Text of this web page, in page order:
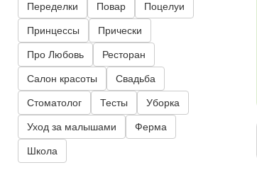
Переделки Повар Поцелуи
Принцессы Прически
Про Любовь Ресторан
Салон красоты Свадьба
Стоматолог Тесты Уборка
Уход за малышами Ферма
Школа